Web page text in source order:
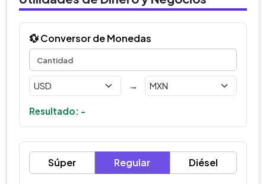
💱 Conversor de Monedas
→
Resultado: -
Súper Regular Diésel